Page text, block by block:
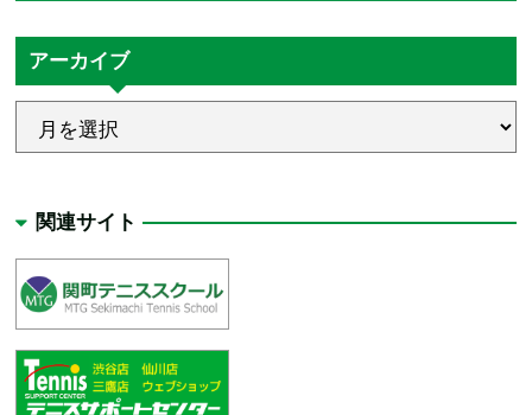
アーカイブ
関連サイト